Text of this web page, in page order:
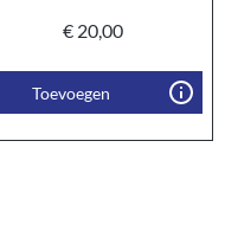
€20,00
Toevoegen